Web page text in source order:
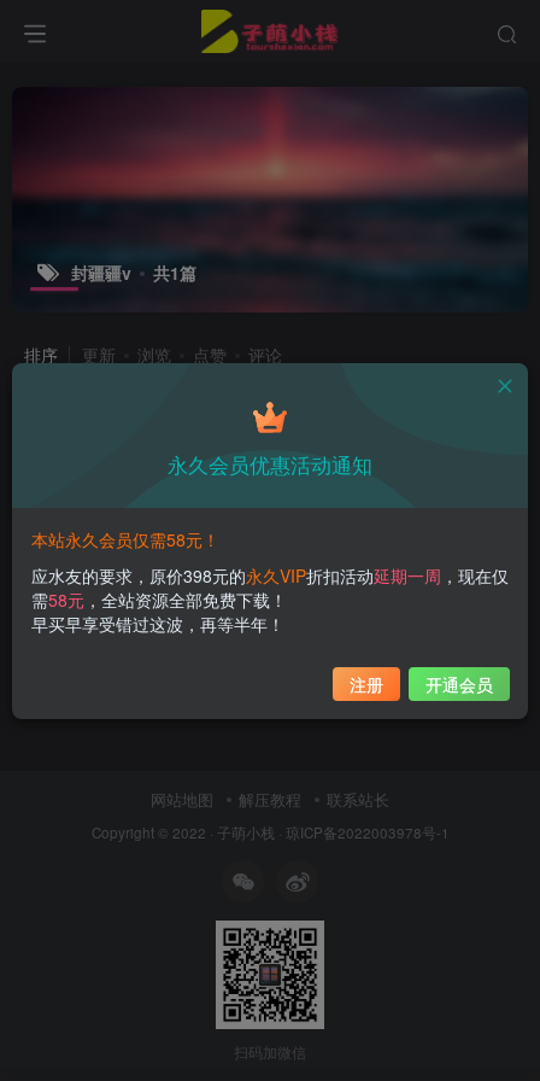
封疆疆v 共1篇
排序 更新 浏览 点赞 评论
封疆疆v纯白婚纱照，如同艺术品的仙
气少女
子萌在线
网站地图 解压教程 联系站长
Copyright © 2022 · 子萌小栈 · 琼ICP备2022003978号-1
扫码加微信
永久会员优惠活动通知
本站永久会员仅需58元！
应水友的要求，原价398元的永久VIP折扣活动延期一周 ，现在仅
需58元 ，全站资源全部免费下载！
早买早享受错过这波，再等半年！
注册 开通会员